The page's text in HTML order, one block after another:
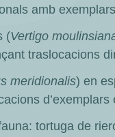
amb
(Vertigo
traslocacions
meridionalis) en
tortuga de